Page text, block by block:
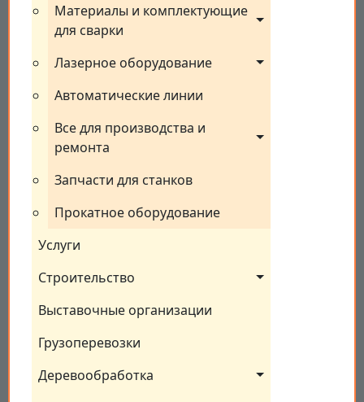
Материалы и комплектующие
для сварки
Лазерное оборудование
Автоматические линии
Все для производства и
ремонта
Запчасти для станков
Прокатное оборудование
Услуги
Строительство
Выставочные организации
Грузоперевозки
Деревообработка